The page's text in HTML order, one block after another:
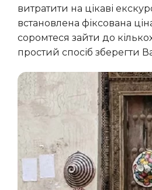
витратити на цікаві
встановлена фіксована
соромтеся зайти до
простий спосіб зберегти